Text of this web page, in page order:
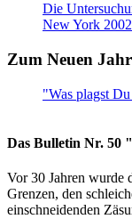
Die
New York
Zum Neuen
"Was plagst
Das Bulletin Nr. 50
Vor 30 Jahren wurde
Grenzen, den
einschneidenden